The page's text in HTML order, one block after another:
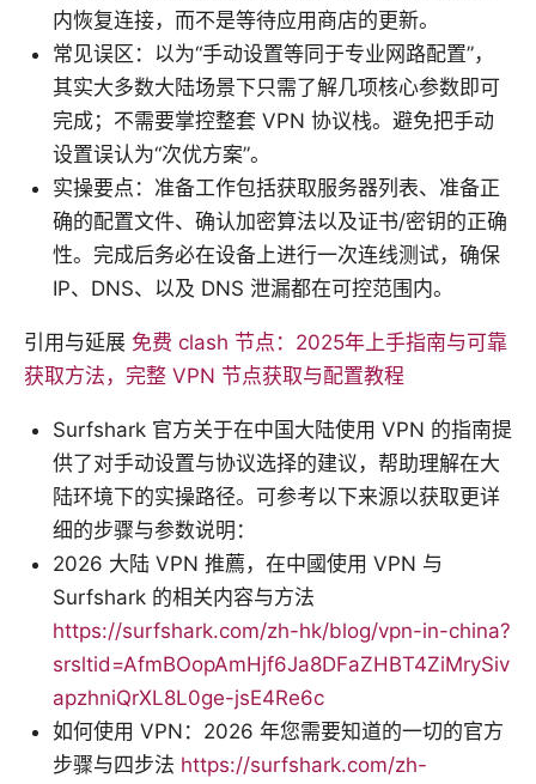
内恢复连接，而不是等待应用商店的更新。
常见误区：以为“手动设置等同于专业网路配置”，
其实大多数大陆场景下只需了解几项核心参数即可
完成；不需要掌控整套 VPN 协议栈。避免把手动
设置误认为“次优方案”。
实操要点：准备工作包括获取服务器列表、准备正
确的配置文件、确认加密算法以及证书/密钥的正确
性。完成后务必在设备上进行一次连线测试，确保
IP、DNS、以及 DNS 泄漏都在可控范围内。
引用与延展 免费 clash 节点：2025年上手指南与可靠
获取方法，完整 VPN 节点获取与配置教程
Surfshark 官方关于在中国大陆使用 VPN 的指南提
供了对手动设置与协议选择的建议，帮助理解在大
陆环境下的实操路径。可参考以下来源以获取更详
细的步骤与参数说明：
2026 大陆 VPN 推薦，在中國使用 VPN 与
Surfshark 的相关内容与方法
https://surfshark.com/zh-hk/blog/vpn-in-china?
srsltid=AfmBOopAmHjf6Ja8DFaZHBT4ZiMrySiv
apzhniQrXL8L0ge-jsE4Re6c
如何使用 VPN：2026 年您需要知道的一切的官方
步骤与四步法 https://surfshark.com/zh-